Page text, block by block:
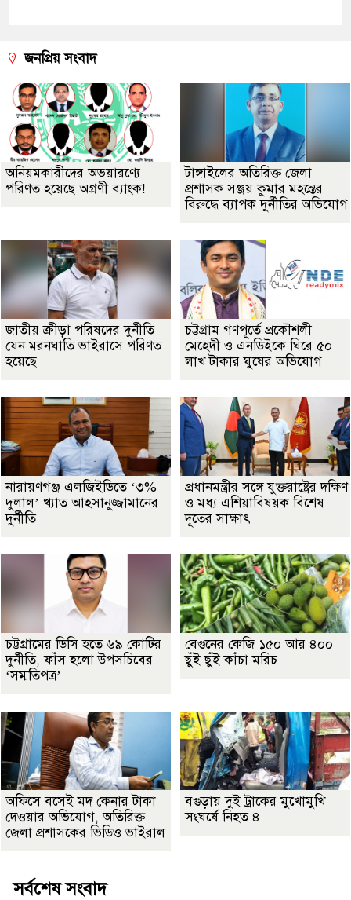
জনপ্রিয় সংবাদ
অনিয়মকারীদের অভয়ারণ্যে
পরিণত হয়েছে অগ্রণী ব্যাংক!
টাঙ্গাইলের অতিরিক্ত জেলা
প্রশাসক সঞ্জয় কুমার মহন্তের
বিরুদ্ধে ব্যাপক দুর্নীতির অভিযোগ
জাতীয় ক্রীড়া পরিষদের দুর্নীতি
যেন মরনঘাতি ভাইরাসে পরিণত
হয়েছে
চট্টগ্রাম গণপূর্তে প্রকৌশলী
মেহেদী ও এনডিইকে ঘিরে ৫০
লাখ টাকার ঘুষের অভিযোগ
নারায়ণগঞ্জ এলজিইডিতে ‘৩%
দুলাল’ খ্যাত আহসানুজ্জামানের
দুর্নীতি
প্রধানমন্ত্রীর সঙ্গে যুক্তরাষ্ট্রের দক্ষিণ
ও মধ্য এশিয়াবিষয়ক বিশেষ
দূতের সাক্ষাৎ
চট্টগ্রামের ডিসি হতে ৬৯ কোটির
দুর্নীতি, ফাঁস হলো উপসচিবের
‘সম্মতিপত্র’
বেগুনের কেজি ১৫০ আর ৪০০
ছুঁই ছুঁই কাঁচা মরিচ
অফিসে বসেই মদ কেনার টাকা
দেওয়ার অভিযোগ, অতিরিক্ত
জেলা প্রশাসকের ভিডিও ভাইরাল
বগুড়ায় দুই ট্রাকের মুখোমুখি
সংঘর্ষে নিহত ৪
সর্বশেষ সংবাদ